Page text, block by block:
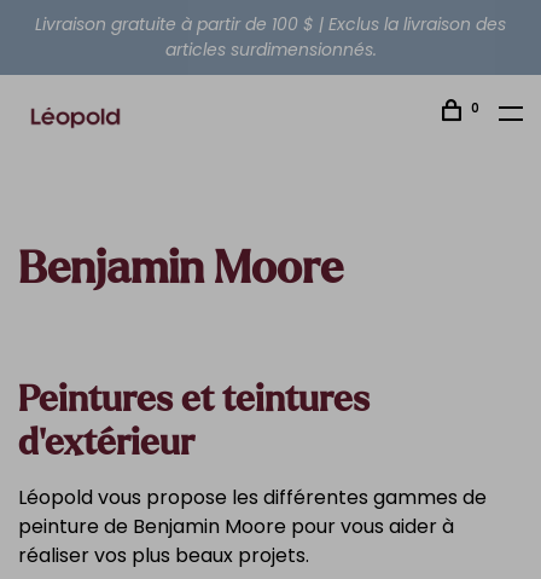
Livraison gratuite à partir de 100 $ | Exclus la livraison des
articles surdimensionnés.
0
Benjamin Moore
Peintures et teintures
d'extérieur
Léopold vous propose les différentes gammes de
peinture de Benjamin Moore pour vous aider à
réaliser vos plus beaux projets.